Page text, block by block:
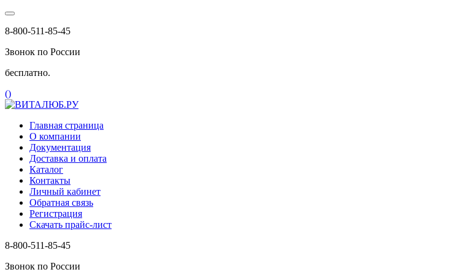
8-800-511-85-45
Звонок по России
бесплатно.
()
Главная страница
О компании
Документация
Доставка и оплата
Каталог
Контакты
Личный кабинет
Обратная связь
Регистрация
Скачать прайс-лист
8-800-511-85-45
Звонок по России